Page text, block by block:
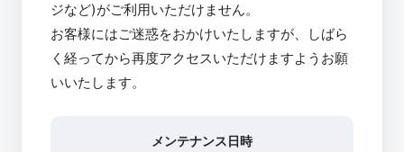
ジなど)がご利用いただけません。
お客様にはご迷惑をおかけいたしますが、しばら
く経ってから再度アクセスいただけますようお願
いいたします。
メンテナンス日時